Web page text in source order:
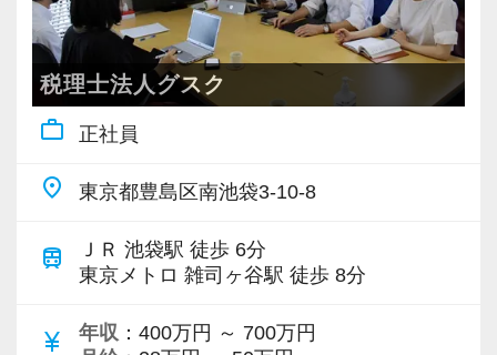
税理士法人グスク
work_outline 正社員
place 東京都豊島区南池袋3-10-8
train
ＪＲ 池袋駅 徒歩 6分
東京メトロ 雑司ヶ谷駅 徒歩 8分
currency_yen 年収 ：400万円 ～ 700万円